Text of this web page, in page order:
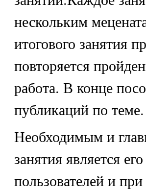
нескольким
итогового занятия
повторяется
работа. В конце
публикаций по теме.
Необходимым и
занятия является
пользователей и